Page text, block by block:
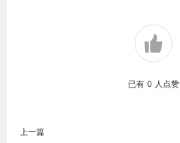
已有 0 人点赞
上一篇